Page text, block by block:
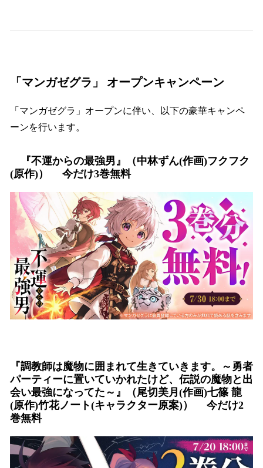
「マンガゼグラ」 オープンキャンペーン
「マンガゼグラ」オープンに伴い、以下の豪華キャンペ
ーンを行います。
『不運からの最強男』（中林ずん(作画)フクフク
(原作)） 今だけ3巻無料
『調教師は魔物に囲まれて生きていきます。～勇者
パーティーに置いていかれたけど、伝説の魔物と出
会い最強になってた～』（尾切美月(作画)七篠 龍
(原作)竹花ノート(キャラクター原案)） 今だけ2
巻無料